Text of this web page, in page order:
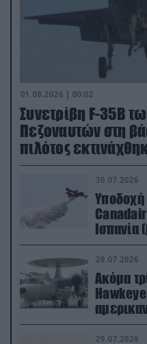
01.08.2026 | 00:02
Συνετρίβη F-35B
Πεζοναυτών στη
πιλότος
30.07.2026
Ισπανία
29.07.2026
Ακόμα
29.07.2026